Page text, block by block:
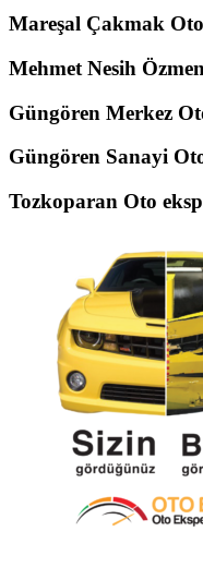
Mareşal Çakmak
Mehmet Nesih
Güngören Merkez
Güngören Sanayi
Tozkoparan Oto